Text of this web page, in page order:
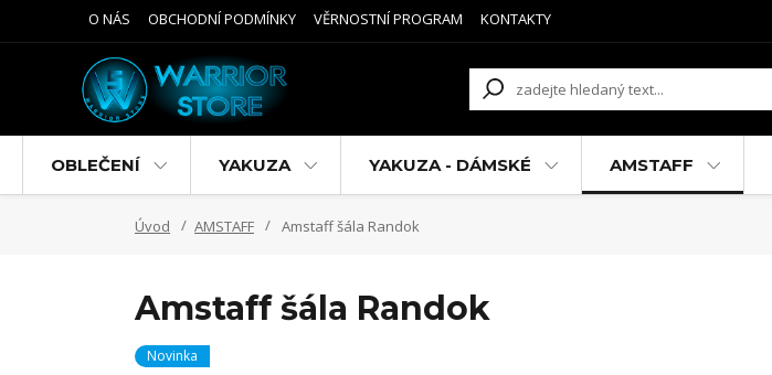
O NÁS OBCHODNÍ PODMÍNKY VĚRNOSTNÍ PROGRAM KONTAKTY
OBLEČENÍ YAKUZA YAKUZA - DÁMSKÉ AMSTAFF
Úvod AMSTAFF Amstaff šála Randok
Amstaff šála Randok
Novinka